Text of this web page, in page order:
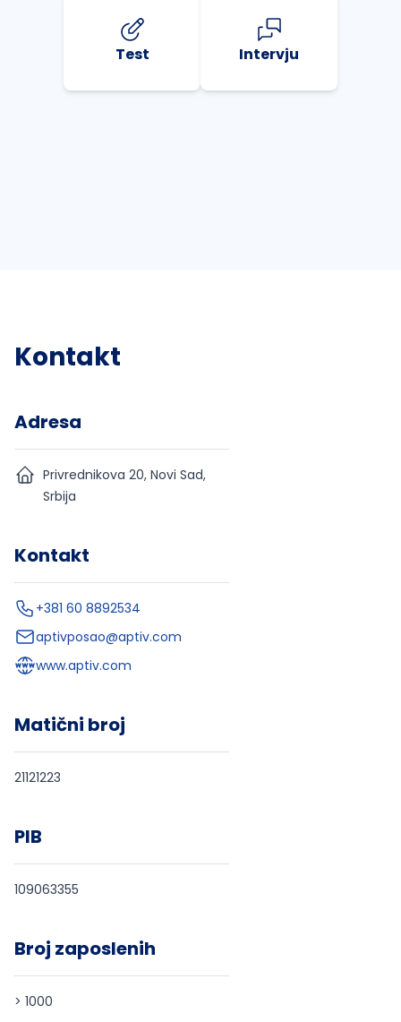
Test Intervju
Kontakt
Adresa
Privrednikova 20, Novi Sad,
Srbija
Kontakt
+381 60 8892534
aptivposao@aptiv.com
www.aptiv.com
Matični broj
21121223
PIB
109063355
Broj zaposlenih
> 1000